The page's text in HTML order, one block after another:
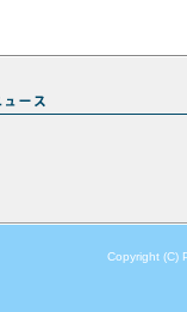
Copyright (C)